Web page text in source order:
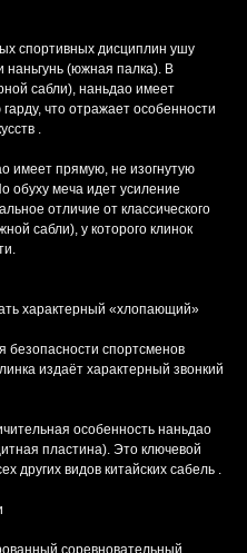
спортивных дисциплин ушу
(южная палка). В
сабли), наньдао имеет
что отражает особенности
.
имеет прямую, не изогнутую
обуху меча идет усиление
отличие от классического
сабли), у которого клинок
характерный «хлопающий»
безопасности спортсменов
издаёт характерный звонкий
особенность наньдао
пластина). Это ключевой
других видов китайских сабель .